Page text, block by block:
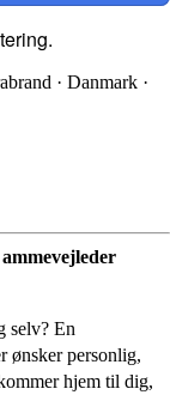
· Danmark ·
selv? En
ønsker personlig,
hjem til dig,